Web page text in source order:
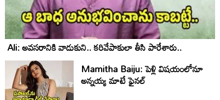
Ali: అవసరానికి వాడుకుని.. కరివేపాకులా తీసి పారేశారు..
Mamitha Baiju: పెళ్లి విషయంలోనూ
అన్నయ్య మాటే ఫైనల్‌